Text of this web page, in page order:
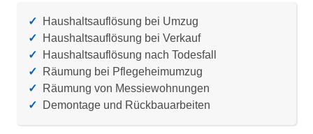
✓
Haushaltsauflösung bei Umzug
✓
Haushaltsauflösung bei Verkauf
✓
Haushaltsauflösung nach Todesfall
✓
Räumung bei Pflegeheimumzug
✓
Räumung von Messiewohnungen
✓
Demontage und Rückbauarbeiten